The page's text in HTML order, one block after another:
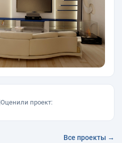
Оценили проект:
Все проекты →